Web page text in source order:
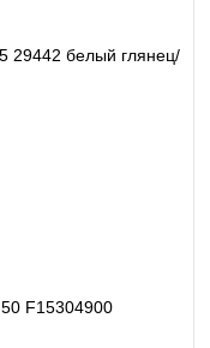
29442 белый глянец/
F15304900